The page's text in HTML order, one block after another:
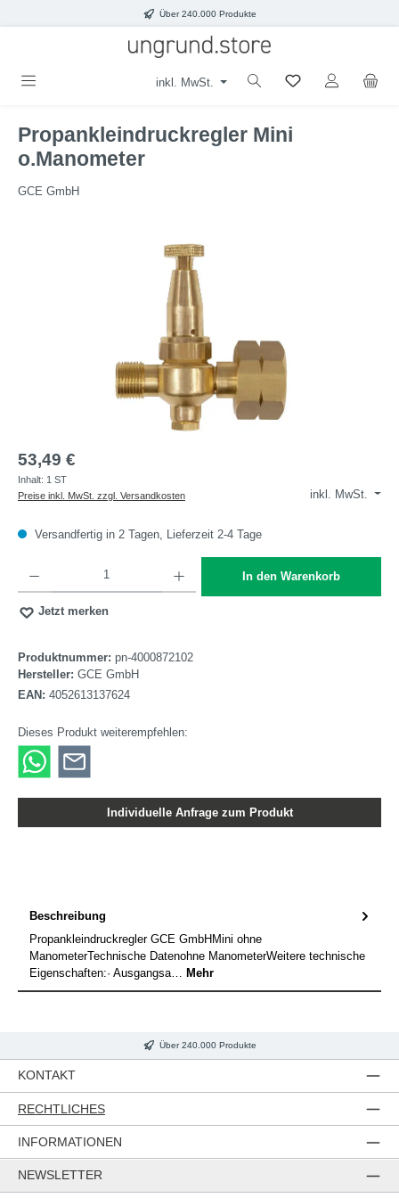
Zum Hauptinhalt springen Über 240.000 Produkte
inkl. MwSt.
Propankleindruckregler Mini
o.Manometer
GCE GmbH
53,49 €
Inhalt: 1 ST
inkl. MwSt.
Preise inkl. MwSt. zzgl. Versandkosten
Versandfertig in 2 Tagen, Lieferzeit 2-4 Tage
In den Warenkorb
Jetzt merken
Produktnummer: pn-4000872102
Hersteller: GCE GmbH
EAN: 4052613137624
Dieses Produkt weiterempfehlen:
Individuelle Anfrage zum Produkt
Beschreibung
Propankleindruckregler GCE GmbHMini ohne
ManometerTechnische Datenohne ManometerWeitere technische
Eigenschaften:· Ausgangsa… Mehr
Über 240.000 Produkte
KONTAKT
RECHTLICHES
INFORMATIONEN
NEWSLETTER